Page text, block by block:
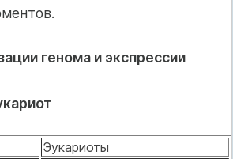
генома и экспрессии
Эукариоты